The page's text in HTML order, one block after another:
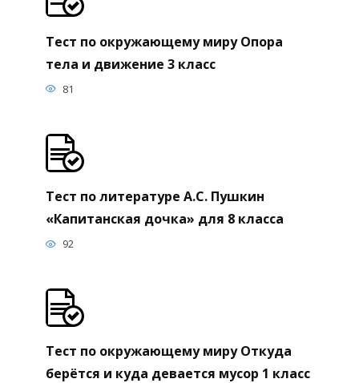
Тест по окружающему миру Опора
тела и движение 3 класс
81
Тест по литературе А.С. Пушкин
«Капитанская дочка» для 8 класса
92
Тест по окружающему миру Откуда
берётся и куда девается мусор 1 класс